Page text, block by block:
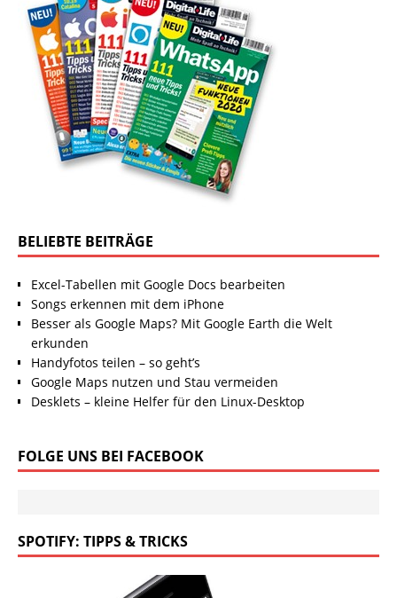
BELIEBTE BEITRÄGE
Excel-Tabellen mit Google Docs bearbeiten
Songs erkennen mit dem iPhone
Besser als Google Maps? Mit Google Earth die Welt
erkunden
Handyfotos teilen – so geht’s
Google Maps nutzen und Stau vermeiden
Desklets – kleine Helfer für den Linux-Desktop
FOLGE UNS BEI FACEBOOK
SPOTIFY: TIPPS & TRICKS